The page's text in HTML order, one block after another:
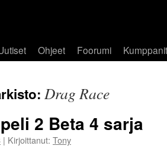
Ohjeet Foorumi Kumppanit
Drag Race
2 Beta 4 sarja
| Kirjoittanut: Tony